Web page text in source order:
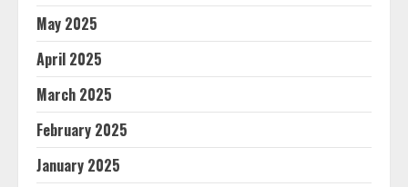
May 2025
April 2025
March 2025
February 2025
January 2025